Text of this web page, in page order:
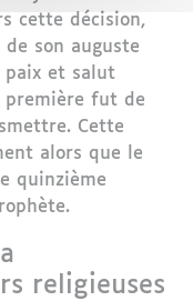
cette décision,
son auguste
paix et salut
première fut de
Cette
alors que le
quinzième
religieuses